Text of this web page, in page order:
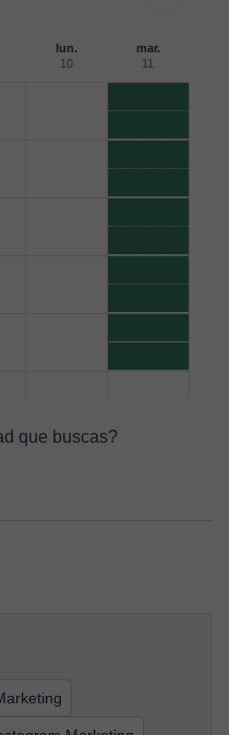
lun.
10
mar.
11
que buscas?